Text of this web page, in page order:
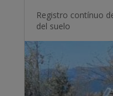
Registro contínuo
del suelo